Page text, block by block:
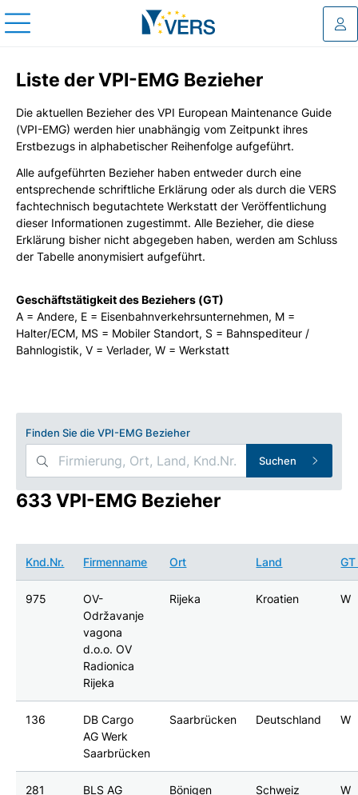
Liste der VPI-EMG Bezieher
Die aktuellen Bezieher des VPI European Maintenance Guide
(VPI-EMG) werden hier unabhängig vom Zeitpunkt ihres
Erstbezugs in alphabetischer Reihenfolge aufgeführt.
Alle aufgeführten Bezieher haben entweder durch eine
entsprechende schriftliche Erklärung oder als durch die VERS
fachtechnisch begutachtete Werkstatt der Veröffentlichung
dieser Informationen zugestimmt. Alle Bezieher, die diese
Erklärung bisher nicht abgegeben haben, werden am Schluss
der Tabelle anonymisiert aufgeführt.
Geschäftstätigkeit des Beziehers (GT)
A = Andere, E = Eisenbahnverkehrsunternehmen, M =
Halter/ECM, MS = Mobiler Standort, S = Bahnspediteur /
Bahnlogistik, V = Verlader, W = Werkstatt
Finden Sie die VPI-EMG Bezieher
Suchen
633 VPI-EMG Bezieher
Knd.Nr. Firmenname Ort Land
975
OV-
Održavanje
vagona
d.o.o. OV
Radionica
Rijeka
Rijeka Kroatien W
136
DB Cargo
AG Werk
Saarbrücken
Saarbrücken Deutschland W
281
BLS AG
Bönigen Schweiz W